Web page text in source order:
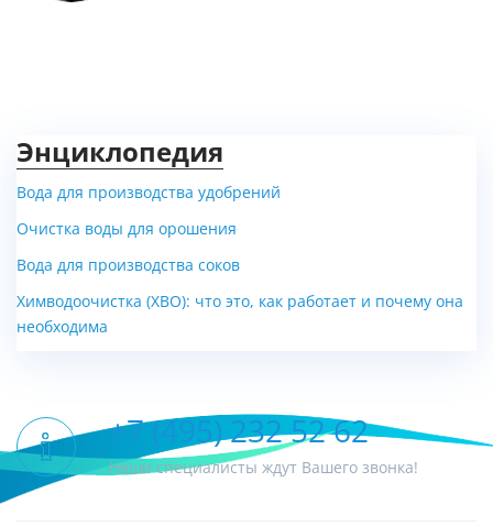
Энциклопедия
Вода для производства удобрений
Очистка воды для орошения
Вода для производства соков
Химводоочистка (ХВО): что это, как работает и почему она
необходима
+7 (495) 232 52 62
Наши специалисты ждут Вашего звонка!